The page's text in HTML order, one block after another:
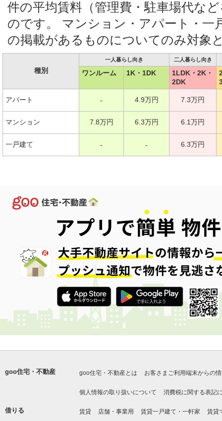
件の平均賃料（管理費・駐車場代な
のです。 マンション・アパート・一
の掲載があるものについてのみ対象
種別
一人暮らし向き 二人暮らし向き
ワンルーム 1K・1DK
1LDK・2K・
2DK
アパート - 4.9万円 7.3万円
マンション 7.8万円 6.3万円 6.1万円
一戸建て - - 6.3万円
goo住宅・不動産 goo住宅・不動産とは お客さまご利用端末からの
個人情報の取り扱いについて 消費税に関する表記
借りる 賃貸 店舗・事業用 賃貸一戸建て・一軒家 賃貸